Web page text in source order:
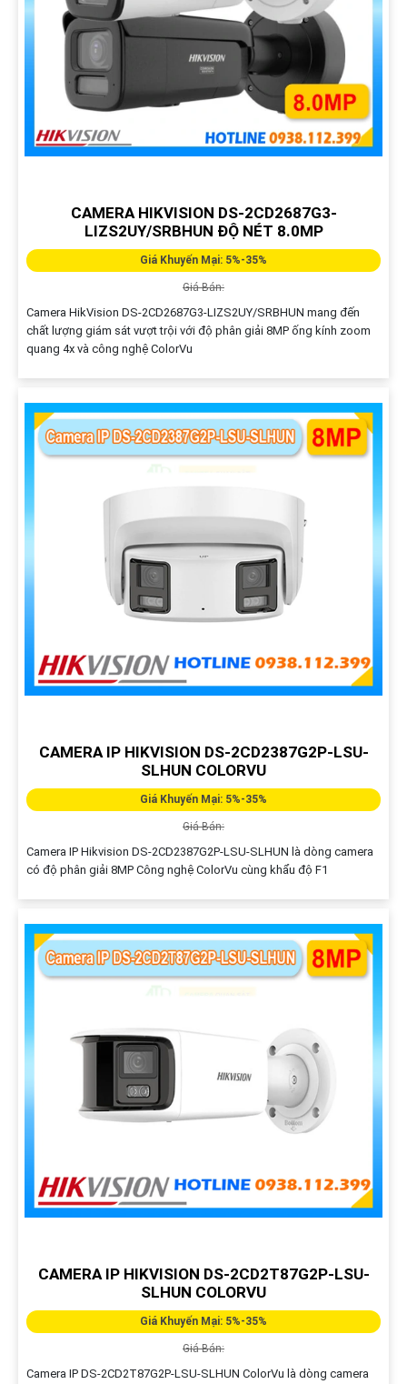
CAMERA HIKVISION DS-2CD2687G3-
LIZS2UY/SRBHUN ĐỘ NÉT 8.0MP
Giá Khuyến Mại: 5%-35%
Giá Bán:
Camera HikVision DS-2CD2687G3-LIZS2UY/SRBHUN mang đến
chất lượng giám sát vượt trội với độ phân giải 8MP ống kính zoom
quang 4x và công nghệ ColorVu
CAMERA IP HIKVISION DS-2CD2387G2P-LSU-
SLHUN COLORVU
Giá Khuyến Mại: 5%-35%
Giá Bán:
Camera IP Hikvision DS-2CD2387G2P-LSU-SLHUN là dòng camera
có độ phân giải 8MP Công nghệ ColorVu cùng khẩu độ F1
CAMERA IP HIKVISION DS-2CD2T87G2P-LSU-
SLHUN COLORVU
Giá Khuyến Mại: 5%-35%
Giá Bán:
Camera IP DS-2CD2T87G2P-LSU-SLHUN ColorVu là dòng camera